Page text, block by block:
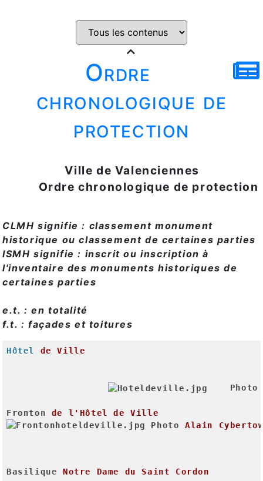
Ordre
chronologique de
protection
Ville de Valenciennes
Ordre chronologique de protection
CLMH signifie : classement monument
historique ou classement de certaines parties
ISMH signifie : inscrit ou inscription à
l'inventaire des monuments historiques de
certaines parties
e.t. : en totalité
f.t. : façades et toitures
Hôtel de Ville
Photo
Fronton
de l'Hôtel de Ville
Photo
Alain
Basilique Notre Dame du Saint Cordon